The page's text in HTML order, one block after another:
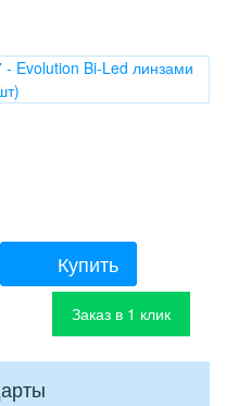
Купить
Заказ в 1 клик